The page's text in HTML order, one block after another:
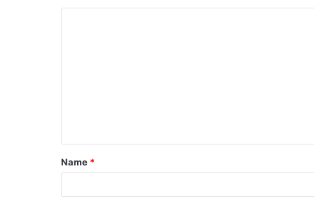
Name *